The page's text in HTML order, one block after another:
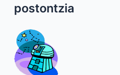
postontzia